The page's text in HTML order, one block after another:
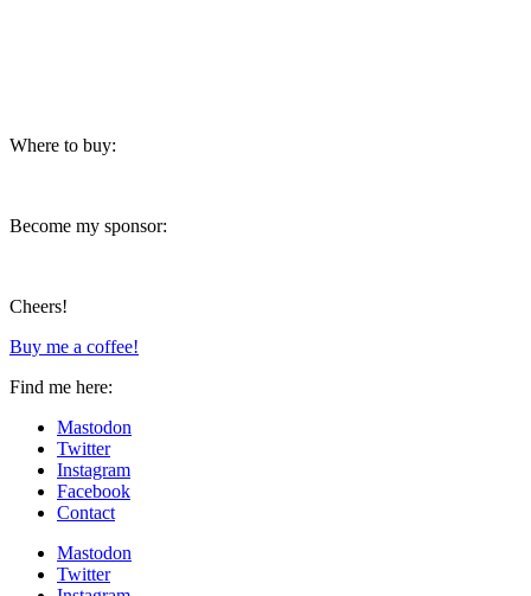
Where to buy:
Become my sponsor:
Cheers!
Buy me a coffee!
Find me here:
Mastodon
Twitter
Instagram
Facebook
Contact
Mastodon
Twitter